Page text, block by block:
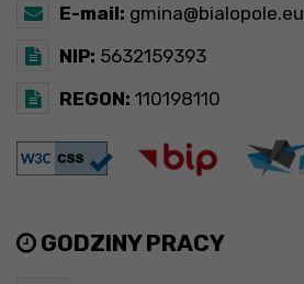
E-mail: gmina@bialopole.eu
NIP: 5632159393
REGON: 110198110
GODZINY PRACY